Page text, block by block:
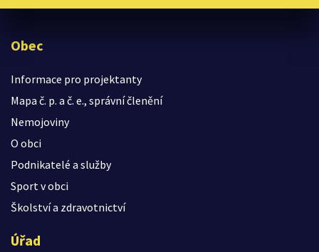
Obec
Informace pro projektanty
Mapa č. p. a č. e., správní členění
Nemojoviny
O obci
Podnikatelé a služby
Sport v obci
Školství a zdravotnictví
Úřad